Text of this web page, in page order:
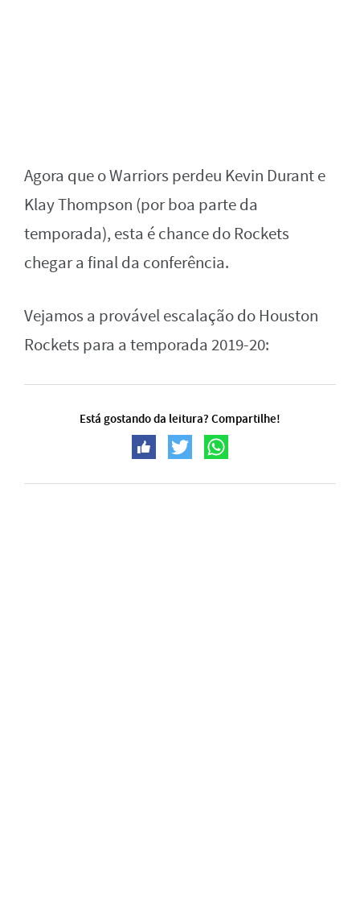
Agora que o Warriors perdeu Kevin Durant e
Klay Thompson (por boa parte da
temporada), esta é chance do Rockets
chegar a final da conferência.
Vejamos a provável escalação do Houston
Rockets para a temporada 2019-20:
Está gostando da leitura? Compartilhe!